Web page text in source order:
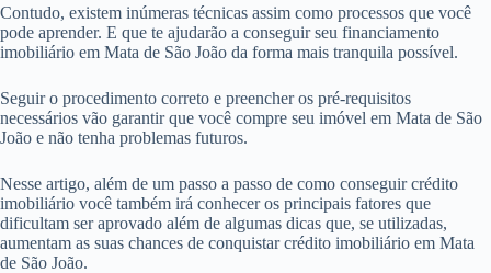
Contudo, existem inúmeras técnicas assim como processos que você
pode aprender. E que te ajudarão a conseguir seu financiamento
imobiliário em Mata de São João da forma mais tranquila possível.
Seguir o procedimento correto e preencher os pré-requisitos
necessários vão garantir que você compre seu imóvel em Mata de São
João e não tenha problemas futuros.
Nesse artigo, além de um passo a passo de como conseguir crédito
imobiliário você também irá conhecer os principais fatores que
dificultam ser aprovado além de algumas dicas que, se utilizadas,
aumentam as suas chances de conquistar crédito imobiliário em Mata
de São João.